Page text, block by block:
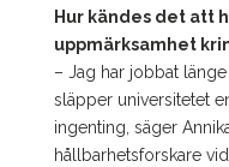
Hur kändes det att
uppmärksamhet
– Jag har jobbat
släpper universitetet
ingenting, säger
hållbarhetsforskare